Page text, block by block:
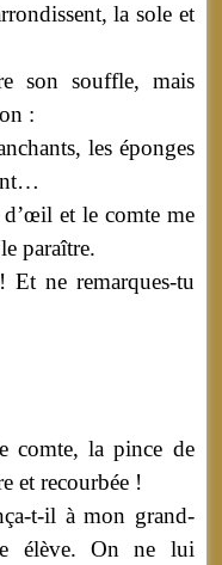
la sole et
son souffle, mais
:
les éponges
et le comte me
paraître.
ne remarques-tu
comte, la pince de
et recourbée !
t-il à mon grand-
élève. On ne lui